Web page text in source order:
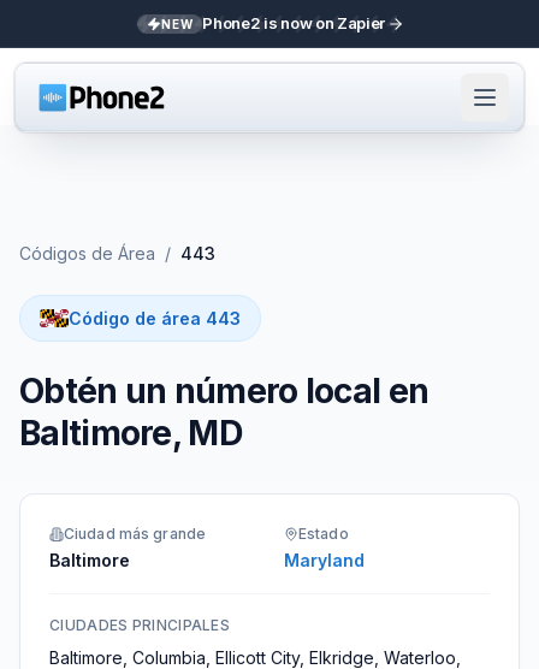
NEW Phone2 is now on Zapier
Códigos de Área / 443
Código de área 443
Obtén un número local en
Baltimore, MD
Ciudad más grande
Baltimore
Estado
Maryland
CIUDADES PRINCIPALES
Baltimore, Columbia, Ellicott City, Elkridge, Waterloo,